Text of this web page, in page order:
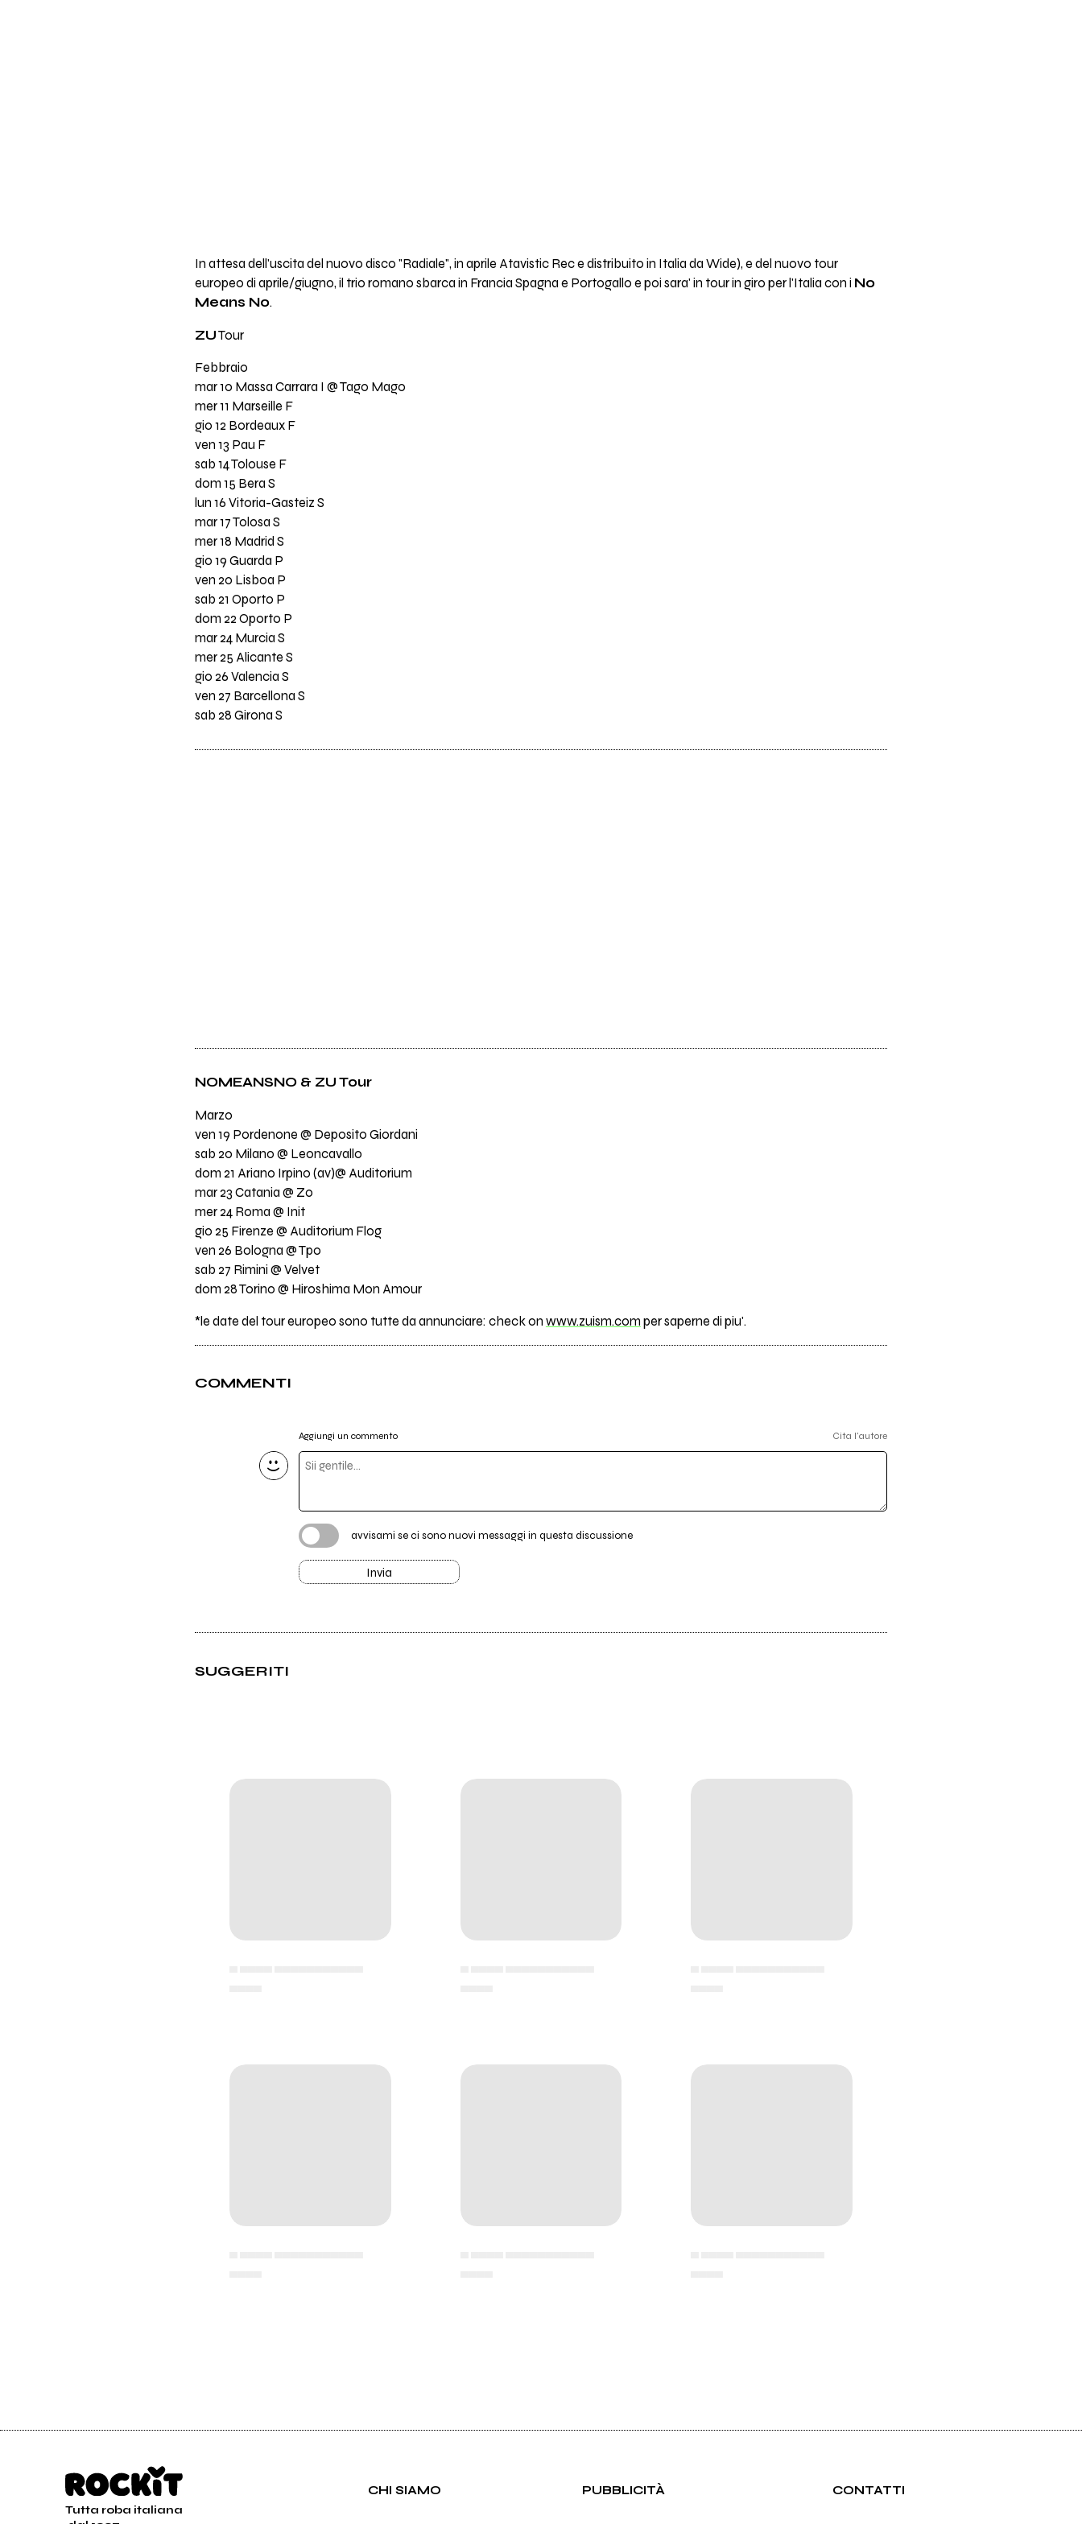
In attesa dell'uscita del nuovo disco "Radiale", in aprile Atavistic Rec e distribuito in Italia da Wide), e del nuovo tour
europeo di aprile/giugno, il trio romano sbarca in Francia Spagna e Portogallo e poi sara' in tour in giro per l'Italia con i No
Means No.
ZUTour
Febbraio
mar 10 Massa Carrara I @ Tago Mago
mer 11 Marseille F
gio 12 Bordeaux F
ven 13 Pau F
sab 14 Tolouse F
dom 15 Bera S
lun 16 Vitoria-Gasteiz S
mar 17 Tolosa S
mer 18 Madrid S
gio 19 Guarda P
ven 20 Lisboa P
sab 21 Oporto P
dom 22 Oporto P
mar 24 Murcia S
mer 25 Alicante S
gio 26 Valencia S
ven 27 Barcellona S
sab 28 Girona S
NOMEANSNO & ZU Tour
Marzo
ven 19 Pordenone @ Deposito Giordani
sab 20 Milano @ Leoncavallo
dom 21 Ariano Irpino (av)@ Auditorium
mar 23 Catania @ Zo
mer 24 Roma @ Init
gio 25 Firenze @ Auditorium Flog
ven 26 Bologna @ Tpo
sab 27 Rimini @ Velvet
dom 28 Torino @ Hiroshima Mon Amour
*le date del tour europeo sono tutte da annunciare: check on www.zuism.com per saperne di piu'.
COMMENTI
Aggiungi un commento Cita l'autore
avvisami se ci sono nuovi messaggi in questa discussione
Invia
SUGGERITI
Tutta roba italiana
CHI SIAMO PUBBLICITÀ CONTATTI